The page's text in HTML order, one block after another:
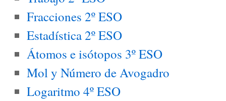
Fracciones 2º ESO
Estadística 2º ESO
Átomos e isótopos 3º ESO
Mol y Número de Avogadro
Logaritmo 4º ESO